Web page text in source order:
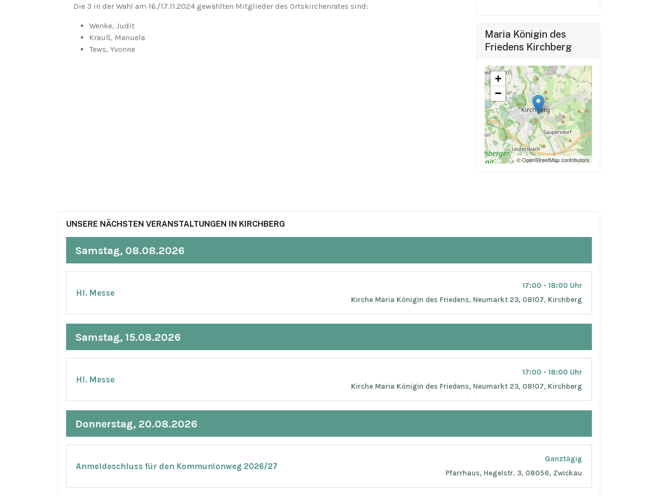
Die 3 in der Wahl am 16./17.11.2024 gewählten Mitglieder des Ortskirchenrates sind:
Wenke, Judit
Krauß, Manuela
Tews, Yvonne
Maria Königin des
Friedens Kirchberg
+
−
© OpenStreetMap contributors
UNSERE NÄCHSTEN VERANSTALTUNGEN IN KIRCHBERG
Samstag, 08.08.2026
Hl. Messe
17:00 - 18:00 Uhr
Kirche Maria Königin des Friedens, Neumarkt 23, 08107, Kirchberg
Samstag, 15.08.2026
Hl. Messe
17:00 - 18:00 Uhr
Kirche Maria Königin des Friedens, Neumarkt 23, 08107, Kirchberg
Donnerstag, 20.08.2026
Anmeldeschluss für den Kommunionweg 2026/27
Ganztägig
Pfarrhaus, Hegelstr. 3, 08056, Zwickau